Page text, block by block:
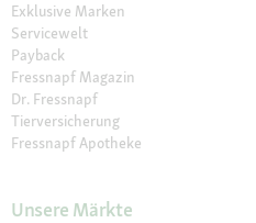
Exklusive Marken
Servicewelt
Payback
Fressnapf Magazin
Dr. Fressnapf
Tierversicherung
Fressnapf Apotheke
Unsere Märkte